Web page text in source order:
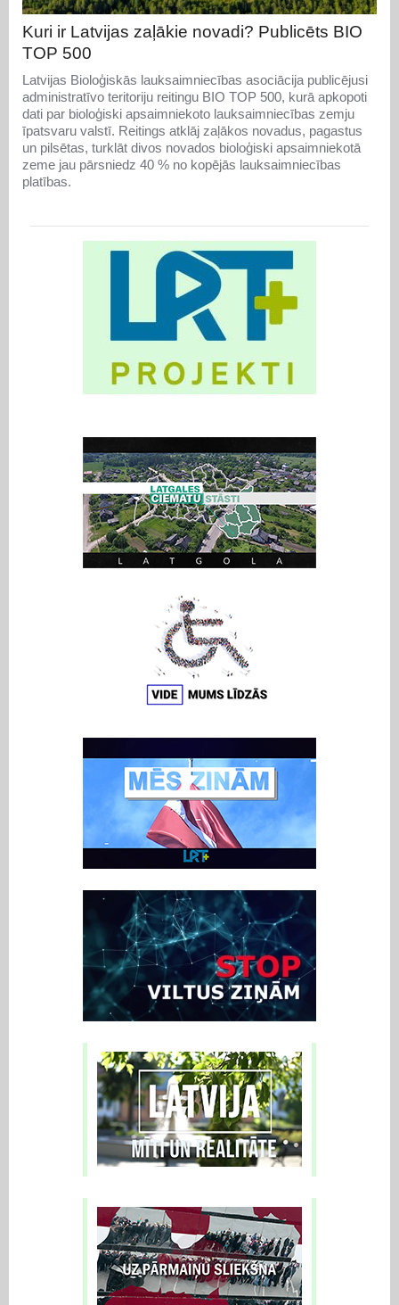
Kuri ir Latvijas zaļākie novadi? Publicēts BIO
TOP 500
Latvijas Bioloģiskās lauksaimniecības asociācija publicējusi
administratīvo teritoriju reitingu BIO TOP 500, kurā apkopoti
dati par bioloģiski apsaimniekoto lauksaimniecības zemju
īpatsvaru valstī. Reitings atklāj zaļākos novadus, pagastus
un pilsētas, turklāt divos novados bioloģiski apsaimniekotā
zeme jau pārsniedz 40 % no kopējās lauksaimniecības
platības.